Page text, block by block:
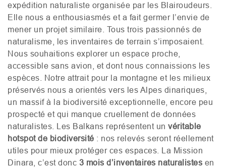
expédition naturaliste organisée par les Blairoudeurs.
Elle nous a enthousiasmés et a fait germer l’envie de
mener un projet similaire. Tous trois passionnés de
naturalisme, les inventaires de terrain s’imposaient.
Nous souhaitions explorer un espace proche,
accessible sans avion, et dont nous connaissions les
espèces. Notre attrait pour la montagne et les milieux
préservés nous a orientés vers les Alpes dinariques,
un massif à la biodiversité exceptionnelle, encore peu
prospecté et qui manque cruellement de données
naturalistes. Les Balkans représentent un véritable
hotspot de biodiversité : nos relevés seront réellement
utiles pour mieux protéger ces espaces. La Mission
Dinara, c’est donc 3 mois d’inventaires naturalistes en